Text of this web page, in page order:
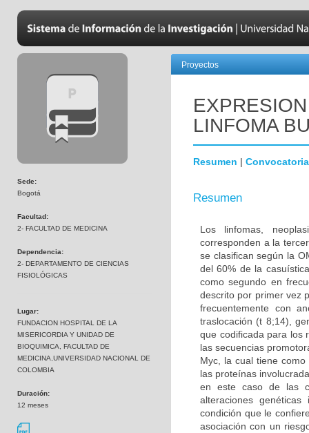
Sede:
Bogotá
Facultad:
2- FACULTAD DE MEDICINA
Dependencia:
2- DEPARTAMENTO DE CIENCIAS
FISIOLÓGICAS
Lugar:
FUNDACION HOSPITAL DE LA
MISERICORDIA Y UNIDAD DE
BIOQUIMICA, FACULTAD DE
MEDICINA,UNIVERSIDAD NACIONAL DE
COLOMBIA
Duración:
12 meses
Proyectos
LINFOMA
Resumen | Convocatoria
Resumen
Los linfomas,
corresponden a la
se clasifican según la
del 60% de la
como segundo en
descrito por primer vez
frecuentemente con
traslocación (t 8;14),
que codificada para los
las secuencias
Myc, la cual tiene
las proteínas
en este caso de las
alteraciones
condición que le
asociación con un